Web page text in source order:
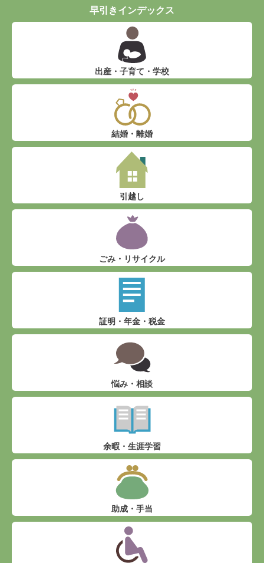
早引きインデックス
出産・子育て・学校
結婚・離婚
引越し
ごみ・リサイクル
証明・年金・税金
悩み・相談
余暇・生涯学習
助成・手当